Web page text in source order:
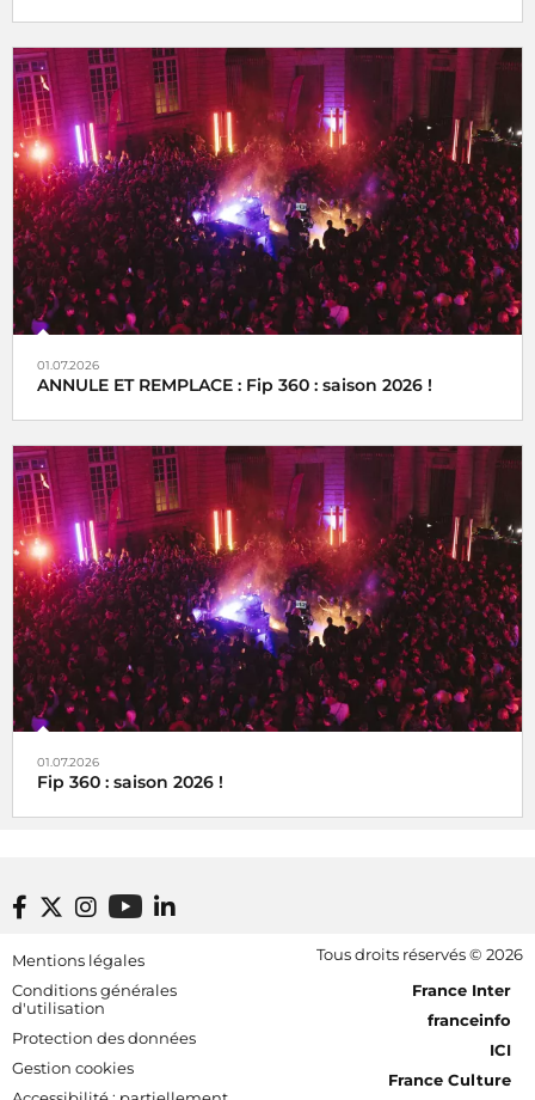
01.07.2026
ANNULE ET REMPLACE : Fip 360 : saison 2026 !
01.07.2026
Fip 360 : saison 2026 !
Footer bottom
Mentions légales
Conditions générales
d'utilisation
Protection des données
Gestion cookies
Tous droits réservés © 2026
[RDF] Pied de page - Mobile
France Inter
franceinfo
ICI
France Culture